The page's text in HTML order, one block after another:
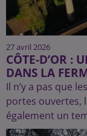
27 avril 2026
CÔTE-D’OR :
DANS LA
Il n’y a pas que
portes ouvertes,
également un